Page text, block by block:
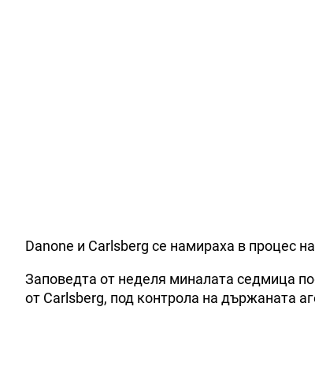
Danone и Carlsberg се намираха в процес
Заповедта от неделя миналата седмица
от Carlsberg, под контрола на държаната